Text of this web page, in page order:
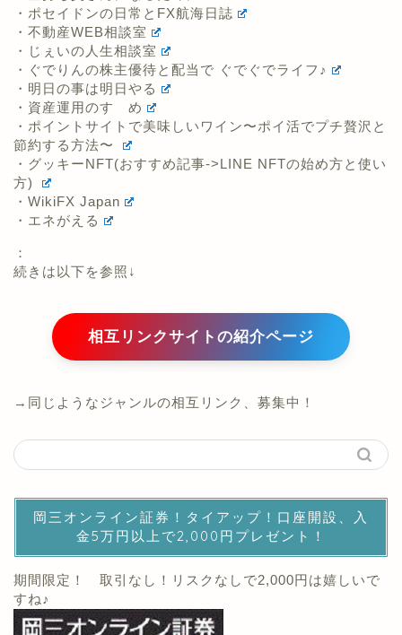
・ポセイドンの日常とFX航海日誌
・不動産WEB相談室
・じぇいの人生相談室
・ぐでりんの株主優待と配当で ぐでぐでライフ♪
・明日の事は明日やる
・資産運用のすゝめ
・ポイントサイトで美味しいワイン〜ポイ活でプチ贅沢と
節約する方法〜
・グッキーNFT(おすすめ記事->LINE NFTの始め方と使い
方)
・WikiFX Japan
・エネがえる
：
続きは以下を参照↓
相互リンクサイトの紹介ページ
→同じようなジャンルの相互リンク、募集中！
岡三オンライン証券！タイアップ！口座開設、入
金5万円以上で2,000円プレゼント！
期間限定！ 取引なし！リスクなしで2,000円は嬉しいで
すね♪